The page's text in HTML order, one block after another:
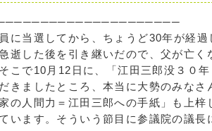
に当選してから、ちょうど30年が経過
逝した後を引き継いだので、父が亡く
こで10月12日に、「江田三郎没３０
きましたところ、本当に大勢のみなさ
の人間力＝江田三郎への手紙」も上梓
います。そういう節目に参議院の議長